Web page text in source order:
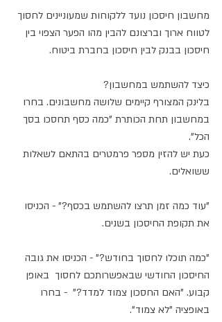
מחשבון חיסכון נועד ללקוחות שמעוניינים לחסוך
לטווח ארוך וברצונם להבין מהו הפער הצפוי בין
חיסכון בבנק לבין חיסכון בחברת ביטוח.
כיצד להשתמש במחשבון?
בלינק המצורף קיימים שלושה מחשבונים. בחרו
במחשבון תחת הכותרת "כמה כסף תחסכו בסך
הכל".
כעת יש להזין מספר פרמטרים בהתאם לשאלות
ששואלים.
"עוד כמה זמן תרצו להשתמש בכסף?" - הכניסו
את תקופת החיסכון בשנים.
"כמה תוכלו לחסוך בחודש?" - הכניסו את גובה
החיסכון החודשי שבאפשרותכם לחסוך  באופן
קבוע. "האם החסכון צמוד למדד?"  - בחרו
באופציה "לא צמוד".